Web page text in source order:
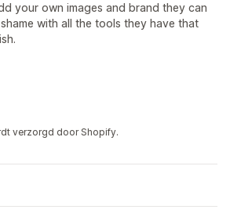
your own images and brand they can
with all the tools they have that
verzorgd door Shopify.